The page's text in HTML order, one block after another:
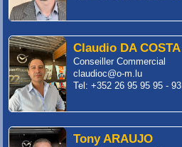
Claudio DA COSTA
Conseiller Commercial
claudioc@o-m.lu
Tel: +352 26 95 95 95 - 93
Tony ARAUJO